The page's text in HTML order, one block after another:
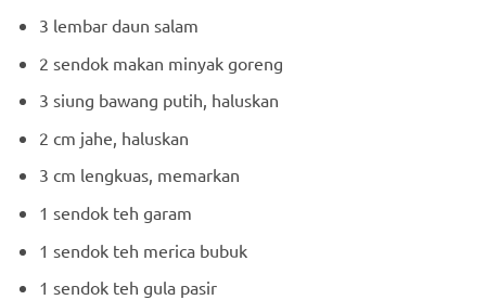
3 lembar daun salam
2 sendok makan minyak goreng
3 siung bawang putih, haluskan
2 cm jahe, haluskan
3 cm lengkuas, memarkan
1 sendok teh garam
1 sendok teh merica bubuk
1 sendok teh gula pasir